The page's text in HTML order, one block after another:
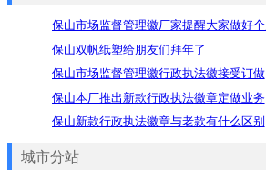
保山双帆纸塑给朋友们拜年了
保山市场监督管理徽行政执法徽接受订做
保山本厂推出新款行政执法徽章定做业务
保山新款行政执法徽章与老款有什么区别
城市分站